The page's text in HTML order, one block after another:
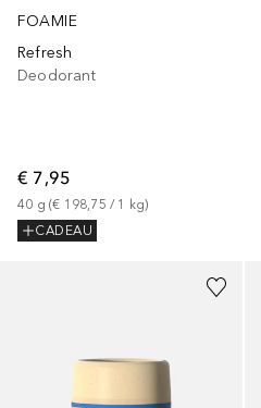
FOAMIE
Refresh
Deodorant
€ 7,95
40 g (€ 198,75 / 1 kg)
CADEAU